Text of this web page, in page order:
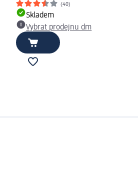
(40)
Skladem
Vybrat prodejnu dm